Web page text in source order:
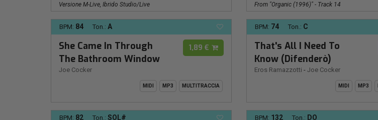
Versione M-Live, Ibrido Studio/live From "Organic (1996)" - Track 14
BPM: 84 Ton.: A
She Came In Through
The Bathroom Window
Joe Cocker
1,89 €
MIDI MP3 MULTITRACCIA
BPM: 74 Ton.: C
That's All I Need To
Know (Difenderò)
Eros Ramazzotti - Joe Cocker
MIDI MP3
BPM: 82 Ton.: SOL# BPM: 132 Ton.: DO